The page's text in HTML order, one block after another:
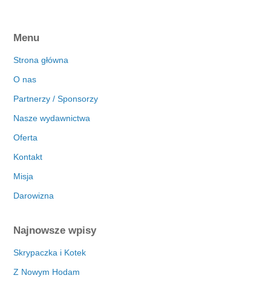
Menu
Strona główna
O nas
Partnerzy / Sponsorzy
Nasze wydawnictwa
Oferta
Kontakt
Misja
Darowizna
Najnowsze wpisy
Skrypaczka i Kotek
Z Nowym Hodam